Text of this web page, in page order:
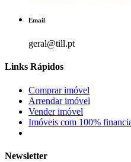
Email
geral@till.pt
Links Rápidos
Comprar imóvel
Arrendar imóvel
Vender imóvel
Imóveis com 100%
Newsletter